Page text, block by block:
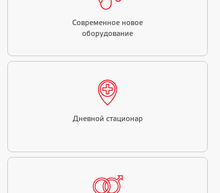
Современное новое
оборудование
Дневной стационар